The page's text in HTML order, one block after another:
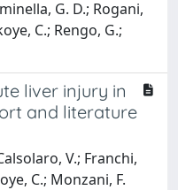
G. D.; Rogani,
C.; Rengo, G.;
liver injury in
and literature
V.; Franchi,
C.; Monzani, F.